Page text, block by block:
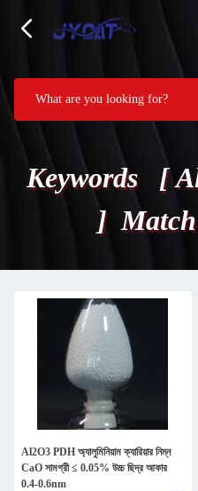
Keywords [
] Match
Al2O3 PDH অ্যালুমিনিয়াম ক্যারিয়ার নিম্ন
CaO সামগ্রী ≤ 0.05% উচ্চ ছিদ্র আকার
0.4-0.6nm